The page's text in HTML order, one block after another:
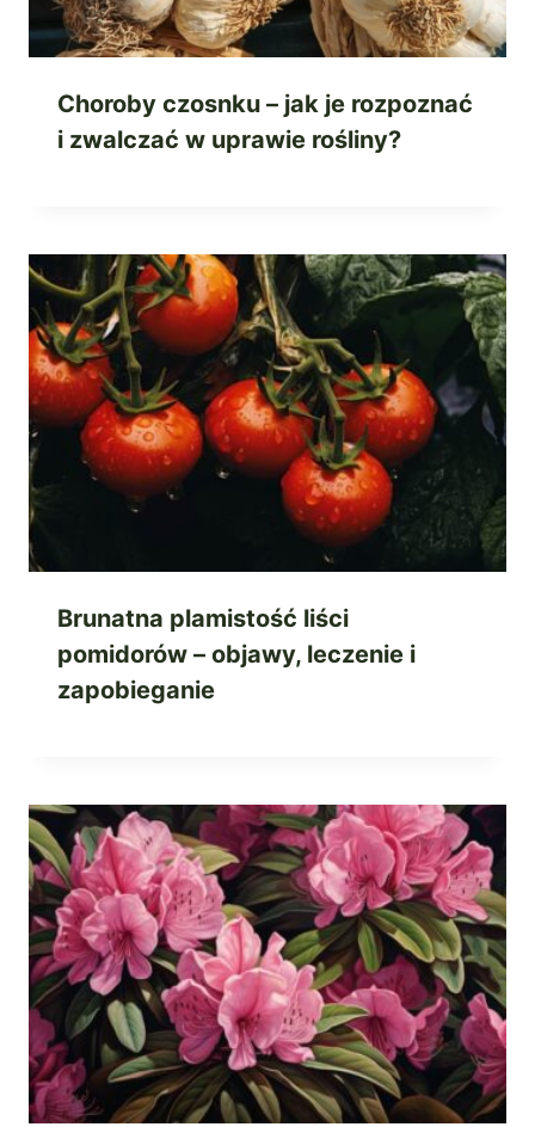
Choroby czosnku – jak je rozpoznać
i zwalczać w uprawie rośliny?
Brunatna plamistość liści
pomidorów – objawy, leczenie i
zapobieganie